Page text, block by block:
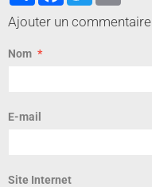
Ajouter un commentaire
Nom
E-mail
Site Internet